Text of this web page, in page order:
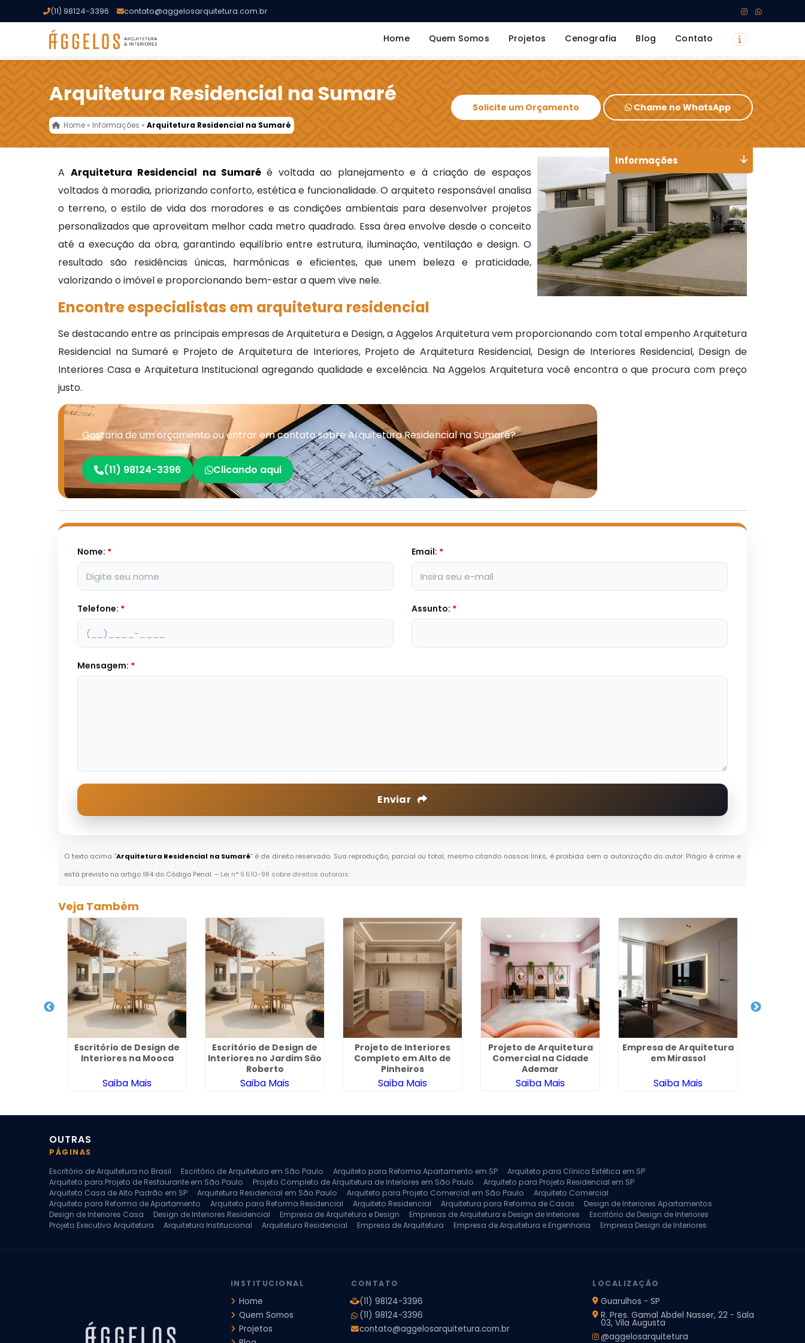
(11) 98124-3396 contato@aggelosarquitetura.com.br
Home Quem Somos Projetos Cenografia Blog Contato
Arquitetura Residencial na Sumaré
Home » Informações »Arquitetura Residencial na Sumaré
Solicite um Orçamento Chame no WhatsApp
A Arquitetura Residencial na Sumaréé voltada ao planejamento e à criação de espaços
voltados à moradia, priorizando conforto, estética e funcionalidade. O arquiteto responsável analisa
o terreno, o estilo de vida dos moradores e as condições ambientais para desenvolver projetos
personalizados que aproveitam melhor cada metro quadrado. Essa área envolve desde o conceito
até a execução da obra, garantindo equilíbrio entre estrutura, iluminação, ventilação e design. O
resultado são residências únicas, harmônicas e eficientes, que unem beleza e praticidade,
valorizando o imóvel e proporcionando bem-estar a quem vive nele.
Encontre especialistas em arquitetura residencial
Se destacando entre as principais empresas de Arquitetura e Design, a Aggelos Arquitetura vem proporcionando com total empenho Arquitetura
Residencial na Sumaré e Projeto de Arquitetura de Interiores, Projeto de Arquitetura Residencial, Design de Interiores Residencial, Design de
Interiores Casa e Arquitetura Institucional agregando qualidade e excelência. Na Aggelos Arquitetura você encontra o que procura com preço
justo.
Gostaria de um orçamento ou entrar em contato sobre Arquitetura Residencial na Sumaré?
(11) 98124-3396 Clicando aqui
Nome: * Email: *
Telefone: * Assunto: *
Mensagem: *
Enviar
O texto acima "Arquitetura Residencial na Sumaré" é de direito reservado. Sua reprodução, parcial ou total, mesmo citando nossos links, é proibida sem a autorização do autor. Plágio é crime e
está previsto no artigo 184 do Código Penal. – Lei n° 9.610-98 sobre direitos autorais.
Informações
Veja Também
Escritório de Design de
Interiores na Mooca
Saiba Mais
Escritório de Design de
Interiores no Jardim São
Roberto
Saiba Mais
Projeto de Interiores
Completo em Alto de
Pinheiros
Saiba Mais
Projeto de Arquitetura
Comercial na Cidade
Ademar
Saiba Mais
Empresa de Arquitetura
em Mirassol
Saiba Mais
OUTRAS
PÁGINAS
Escritório de Arquitetura no Brasil
Escritório de Arquitetura em São Paulo Arquiteto para Reforma Apartamento em SP
Arquiteto para Clínica Estética em SP
Arquiteto para Projeto de Restaurante em São Paulo
Projeto Completo de Arquitetura de Interiores em São Paulo
Arquiteto para Projeto Residencial em SP
Arquiteto Casa de Alto Padrão em SP
Arquitetura Residencial em São Paulo Arquiteto para Projeto Comercial em São Paulo
Arquiteto Comercial
Arquiteto para Reforma de Apartamento
Arquiteto para Reforma Residencial Arquiteto Residencial Arquitetura para Reforma de Casas
Design de Interiores Apartamentos
Design de Interiores Casa
Design de Interiores Residencial Empresa de Arquitetura e Design Empresas de Arquitetura e Design de Interiores
Escritório de Design de Interiores
Projeto Executivo Arquitetura
Arquitetura Institucional Arquitetura Residencial Empresa de Arquitetura Empresa de Arquitetura e Engenharia
Empresa Design de Interiores
INSTITUCIONAL
Home
Quem Somos
Projetos
CONTATO
(11) 98124-3396
(11) 98124-3396
contato@aggelosarquitetura.com.br
LOCALIZAÇÃO
Guarulhos - SP
R. Pres. Gamal Abdel Nasser, 22 - Sala
03, Vila Augusta
@aggelosarquitetura